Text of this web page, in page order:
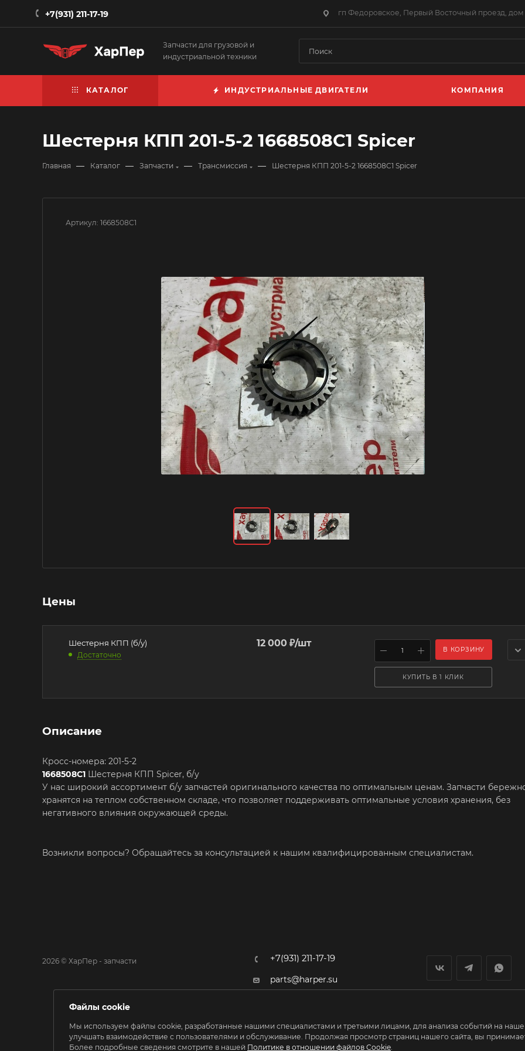
+7(931) 211-17-19 гп Федоровское, Первый Восточный проезд, дом
Запчасти для грузовой и
индустриальной техники
КАТАЛОГ ИНДУСТРИАЛЬНЫЕ ДВИГАТЕЛИ КОМПАНИЯ
Шестерня КПП 201-5-2 1668508C1 Spicer
Главная — Каталог — Запчасти — Трансмиссия — Шестерня КПП 201-5-2 1668508C1 Spicer
Артикул: 1668508C1
Цены
Шестерня КПП (б/у)
Достаточно
12 000 ₽/шт
В КОРЗИНУ
КУПИТЬ В 1 КЛИК
Описание
Кросс-номера: 201-5-2
1668508C1 Шестерня КПП Spicer, б/у
У нас широкий ассортимент б/у запчастей оригинального качества по оптимальным ценам. Запчасти
хранятся на теплом собственном складе, что позволяет поддерживать оптимальные условия хранения, без
негативного влияния окружающей среды.
Возникли вопросы? Обращайтесь за консультацией к нашим квалифицированным специалистам.
2026 © ХарПер - запчасти
+7(931) 211-17-19
parts@harper.su
проезд, дом 1
Файлы cookie
Мы используем файлы cookie, разработанные нашими специалистами и третьими лицами, для анализа событий на
улучшать взаимодействие с пользователями и обслуживание. Продолжая просмотр страниц нашего сайта, вы
Более подробные сведения смотрите в нашей Политике в отношении файлов Cookie.